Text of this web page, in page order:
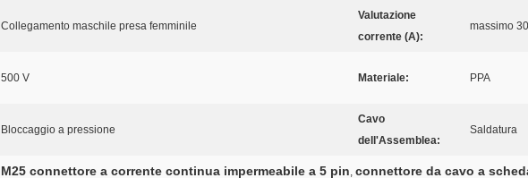
Collegamento maschile presa femminile
Valutazione
corrente (A):
massimo
500 V Materiale: PPA
Bloccaggio a pressione
Cavo
dell'Assemblea:
Saldatura
M25 connettore a corrente continua impermeabile a 5 pin, connettore da cavo a